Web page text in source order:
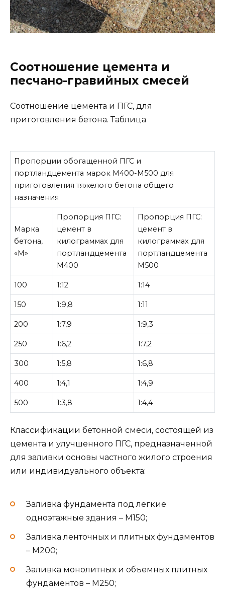
Соотношение цемента и
песчано-гравийных смесей
Соотношение цемента и ПГС, для
приготовления бетона. Таблица
Пропорции обогащенной ПГС и
портландцемента марок М400-М500 для
приготовления тяжелого бетона общего
назначения
Марка
бетона,
«М»
Пропорция ПГС:
цемент в
килограммах для
портландцемента
М400
Пропорция ПГС:
цемент в
килограммах для
портландцемента
М500
100 1:12 1:14
150 1:9,8 1:11
200 1:7,9 1:9,3
250 1:6,2 1:7,2
300 1:5,8 1:6,8
400 1:4,1 1:4,9
500 1:3,8 1:4,4
Классификации бетонной смеси, состоящей из
цемента и улучшенного ПГС, предназначенной
для заливки основы частного жилого строения
или индивидуального объекта:
Заливка фундамента под легкие
одноэтажные здания – М150;
Заливка ленточных и плитных фундаментов
– М200;
Заливка монолитных и объемных плитных
фундаментов – М250;